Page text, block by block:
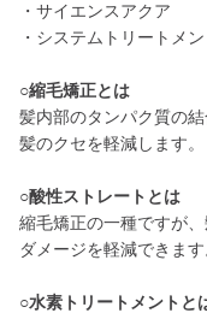
・サイエンスアクア
・システムトリートメン
○縮毛矯正とは
髪内部のタンパク質の
髪のクセを軽減します。
○酸性ストレートとは
縮毛矯正の一種ですが
ダメージを軽減できます
○水素トリートメントと